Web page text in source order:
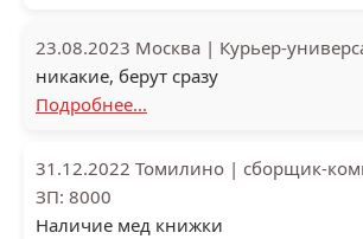
23.08.2023 Москва | Курьер-
никакие, берут сразу
Подробнее...
31.12.2022 Томилино | сборщик-
ЗП: 8000
Наличие мед книжки